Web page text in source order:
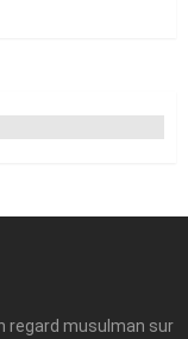
regard musulman sur